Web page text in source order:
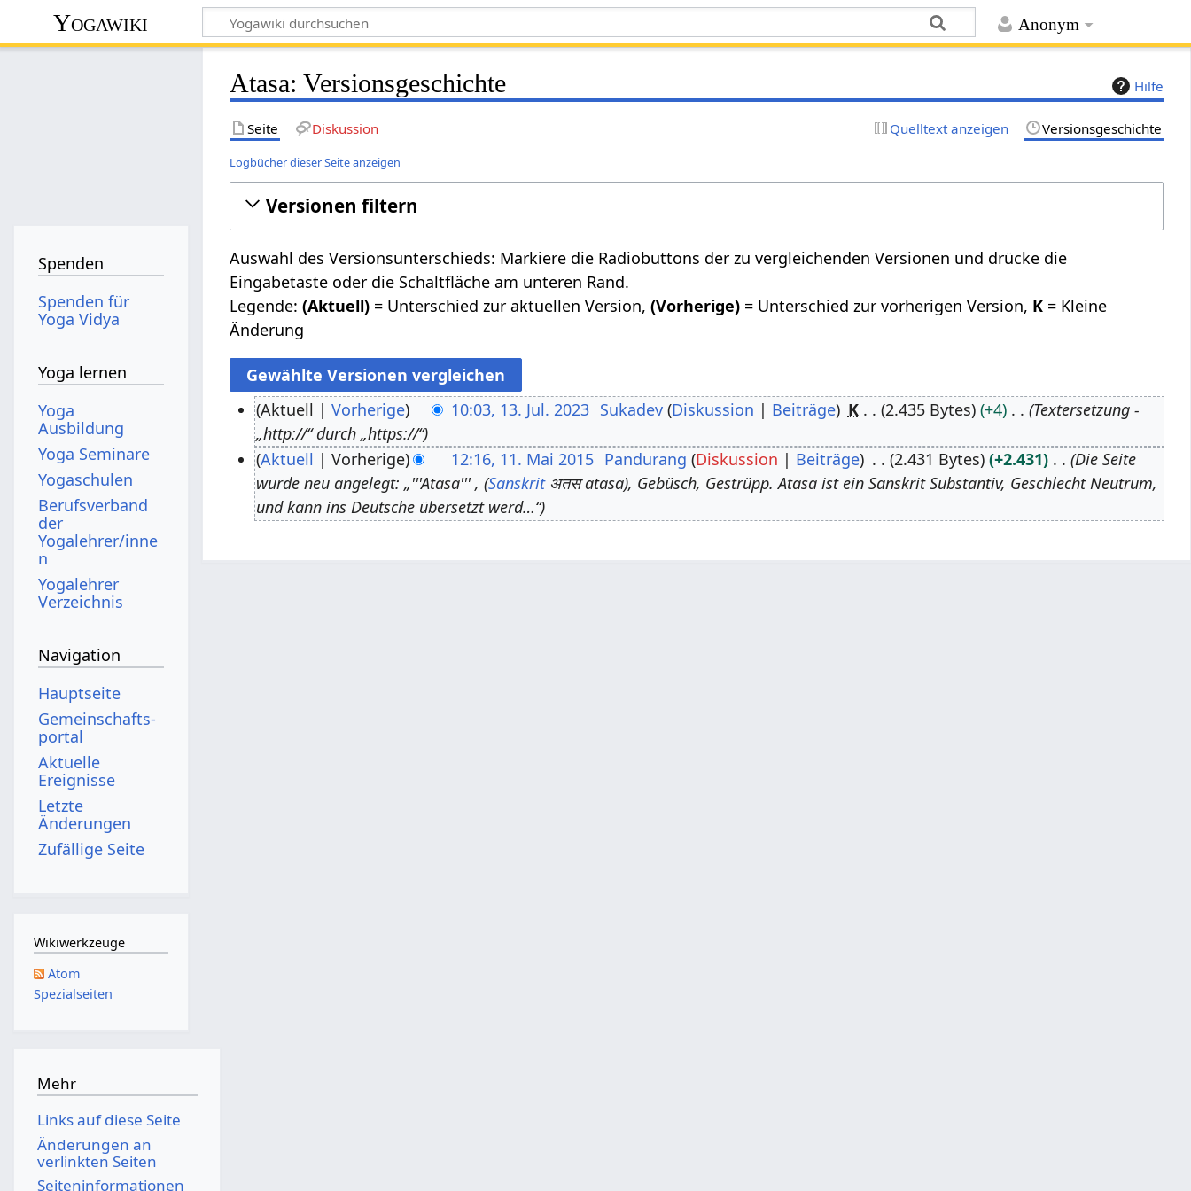
Anonym
Yogawiki
Hilfe
Atasa: Versionsgeschichte
Seite Diskussion Quelltext anzeigen Versionsgeschichte
Logbücher dieser Seite anzeigen
Versionen filtern
Auswahl des Versionsunterschieds: Markiere die Radiobuttons der zu vergleichenden Versionen und drücke die
Eingabetaste oder die Schaltfläche am unteren Rand.
Legende:(Aktuell) = Unterschied zur aktuellen Version,(Vorherige) = Unterschied zur vorherigen Version, K = Kleine
Änderung
3
l
Aktuell Vorherige 10:03, 13. Jul. 2023 Sukadev Diskussion Beiträge K 2.435 Bytes +4
Textersetzung -
„http://“ durch „https://“
M
Aktuell Vorherige 12:16, 11. Mai 2015 Pandurang Diskussion Beiträge 2.431 Bytes +2.431
Die Seite
wurde neu angelegt: „'''Atasa''' , (Sanskritअतस atasa), Gebüsch, Gestrüpp. Atasa ist ein Sanskrit Substantiv, Geschlecht Neutrum,
und kann ins Deutsche übersetzt werd…“
Spenden
Spenden für
Yoga Vidya
Yoga lernen
Yoga
Ausbildung
Yoga Seminare
Yogaschulen
Berufsverband
der
Yogalehrer/inne
n
Yogalehrer
Verzeichnis
Navigation
Hauptseite
Gemeinschafts­
portal
Aktuelle
Ereignisse
Letzte
Änderungen
Zufällige Seite
Wikiwerkzeuge
Atom
Spezialseiten
Mehr
Links auf diese Seite
Änderungen an
verlinkten Seiten
Seiten­­informationen